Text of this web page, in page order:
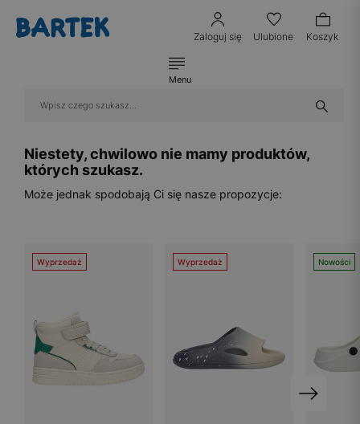
Zaloguj się Ulubione Koszyk
Menu
Niestety, chwilowo nie mamy produktów,
których szukasz.
Może jednak spodobają Ci się nasze propozycje:
Wyprzedaż Wyprzedaż Nowości